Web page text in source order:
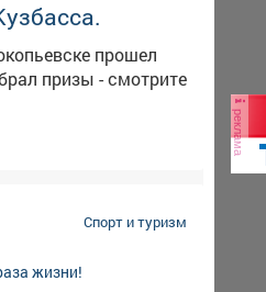
прошел
Спорт и туризм
реклама